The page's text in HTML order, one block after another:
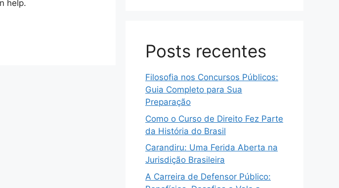
help.
Posts recentes
Filosofia nos Concursos Públicos:
Guia Completo para Sua
Preparação
Como o Curso de Direito Fez Parte
da História do Brasil
Carandiru: Uma Ferida Aberta na
Jurisdição Brasileira
A Carreira de Defensor Público: